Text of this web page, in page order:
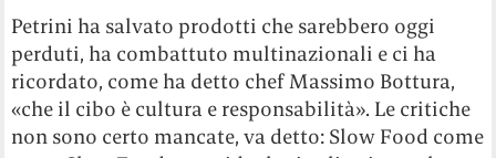
Petrini ha salvato prodotti che sarebbero oggi
perduti, ha combattuto multinazionali e ci ha
ricordato, come ha detto chef Massimo Bottura,
«che il cibo è cultura e responsabilità». Le critiche
non sono certo mancate, va detto: Slow Food come